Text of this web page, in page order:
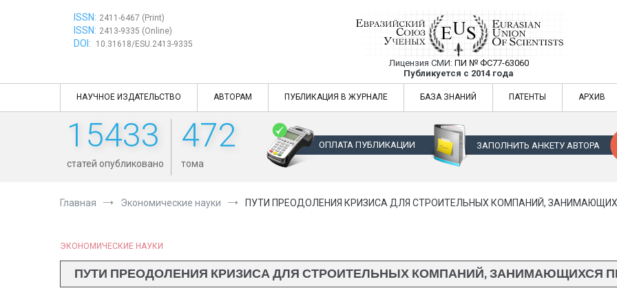
ISSN: 2411-6467 (Print)
ISSN: 2413-9335 (Online)
DOI: 10.31618/ESU.2413-9335
Евразийский Союз Ученых —
Лицензия СМИ: ПИ № ФС77-63060
Публикуется с 2014 года
Евразийский Союз Ученых — публикация научных статей в
НАУЧНОЕ ИЗДАТЕЛЬСТВО АВТОРАМ ПУБЛИКАЦИЯ В ЖУРНАЛЕ БАЗА ЗНАНИЙ ПАТЕНТЫ АРХИВ
15433
статей опубликовано
472
тома
ОПЛАТА ПУБЛИКАЦИИ ЗАПОЛНИТЬ АНКЕТУ АВТОРА
Главная Экономические науки ПУТИ ПРЕОДОЛЕНИЯ КРИЗИСА ДЛЯ СТРОИТЕЛЬНЫХ КОМПАНИЙ,
ЭКОНОМИЧЕСКИЕ НАУКИ
ПУТИ ПРЕОДОЛЕНИЯ КРИЗИСА ДЛЯ СТРОИТЕЛЬНЫХ КОМПАНИЙ,